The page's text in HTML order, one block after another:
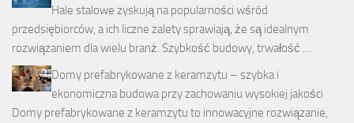
Hale stalowe zyskują na popularności wśród
przedsiębiorców, a ich liczne zalety sprawiają, że są idealnym
rozwiązaniem dla wielu branż. Szybkość budowy, trwałość …
Domy prefabrykowane z keramzytu – szybka i
ekonomiczna budowa przy zachowaniu wysokiej jakości
Domy prefabrykowane z keramzytu to innowacyjne rozwiązanie,